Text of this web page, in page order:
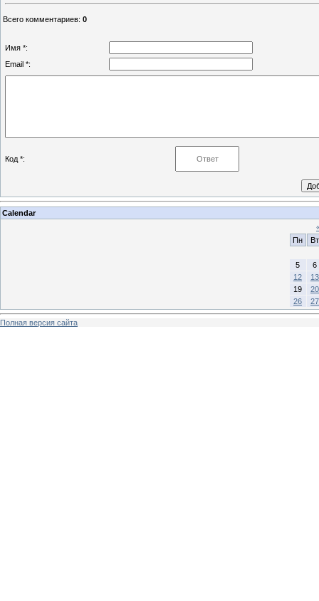
Всего комментариев: 0
Имя *:
Email *:
Код *:
Calendar
Пн
Вт
5
6
12
13
19
20
26
27
Полная версия сайта